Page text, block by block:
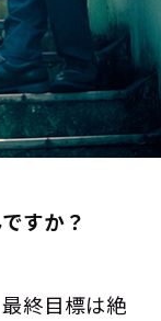
すか？
終目標は絶